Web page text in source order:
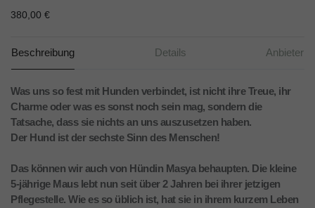
380,00 €
Beschreibung Details Anbieter
Was uns so fest mit Hunden verbindet, ist nicht ihre Treue, ihr
Charme oder was es sonst noch sein mag, sondern die
Tatsache, dass sie nichts an uns auszusetzen haben.
Der Hund ist der sechste Sinn des Menschen!
Das können wir auch von Hündin Masya behaupten. Die kleine
5-jährige Maus lebt nun seit über 2 Jahren bei ihrer jetzigen
Pflegestelle. Wie es so üblich ist, hat sie in ihrem kurzem Leben